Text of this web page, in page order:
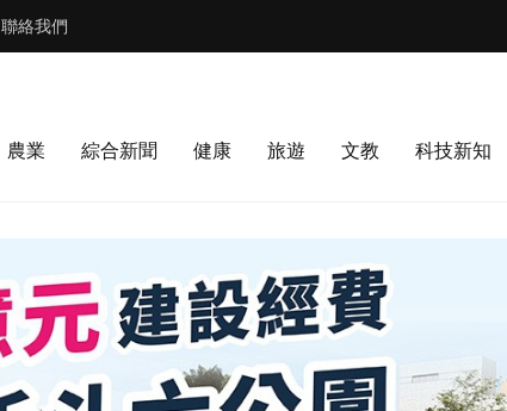
聯絡我們
農業 綜合新聞 健康 旅遊 文教 科技新知